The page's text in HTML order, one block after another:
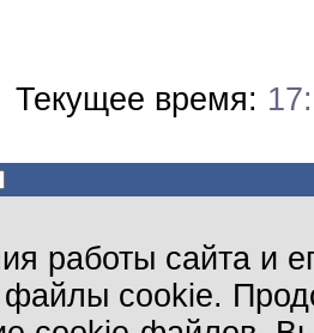
Текущее время:
работы сайта и
файлы cookie.